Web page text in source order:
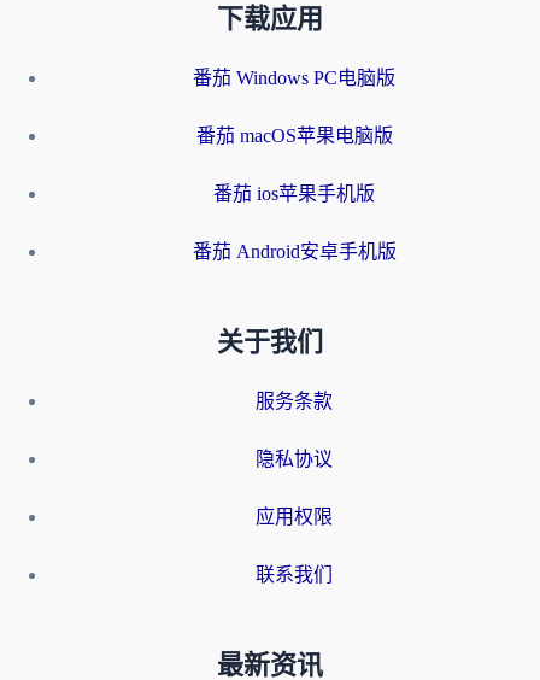
下载应用
番茄 Windows PC电脑版
番茄 macOS苹果电脑版
番茄 ios苹果手机版
番茄 Android安卓手机版
关于我们
服务条款
隐私协议
应用权限
联系我们
最新资讯